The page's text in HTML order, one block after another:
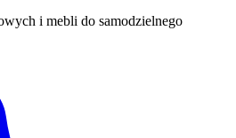
i mebli do samodzielnego